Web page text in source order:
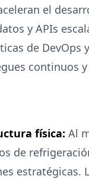
el
y APIs
de DevOps
continuos
física: Al
de
estratégicas.